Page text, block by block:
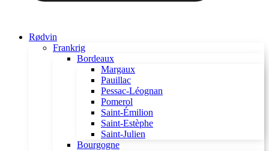
Rødvin
Frankrig
Bordeaux
Margaux
Pauillac
Pessac-Léognan
Pomerol
Saint-Émilion
Saint-Estèphe
Saint-Julien
Bourgogne